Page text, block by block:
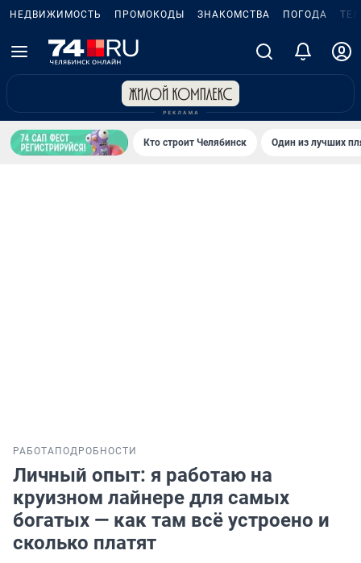
НЕДВИЖИМОСТЬ ПРОМОКОДЫ ЗНАКОМСТВА ПОГОДА
Кто строит Челябинск Один из лучших
РАБОТА ПОДРОБНОСТИ
Личный опыт: я работаю на
круизном лайнере для самых
богатых — как там всё устроено и
сколько платят